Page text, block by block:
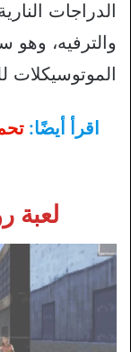
الدراجات
والترفيه، وهو
الموتوسيكلات
اقرأ أيضًا:
لعبة